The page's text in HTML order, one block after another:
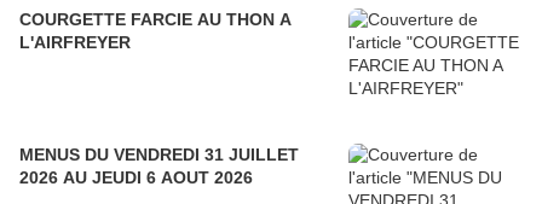
COURGETTE FARCIE AU THON A
L'AIRFREYER
MENUS DU VENDREDI 31 JUILLET
2026 AU JEUDI 6 AOUT 2026